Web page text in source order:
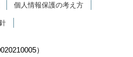
個人情報保護の考え方
）